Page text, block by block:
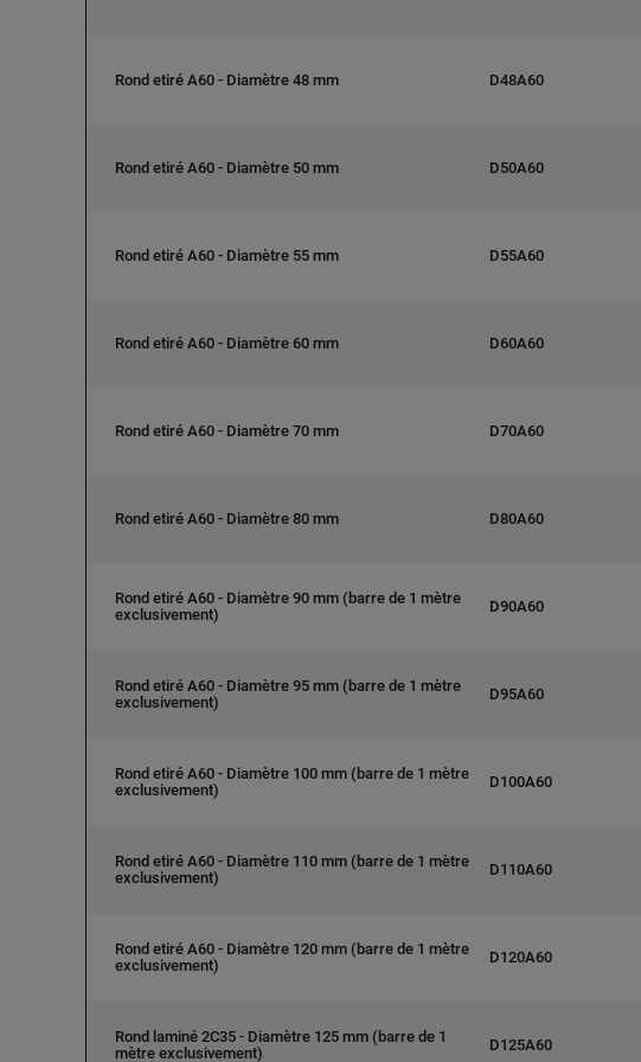
Rond etiré A60 - Diamètre 48 mm D48A60
Rond etiré A60 - Diamètre 50 mm D50A60
Rond etiré A60 - Diamètre 55 mm D55A60
Rond etiré A60 - Diamètre 60 mm D60A60
Rond etiré A60 - Diamètre 70 mm D70A60
Rond etiré A60 - Diamètre 80 mm D80A60
Rond etiré A60 - Diamètre 90 mm (barre de 1 mètre
exclusivement)
D90A60
Rond etiré A60 - Diamètre 95 mm (barre de 1 mètre
exclusivement)
D95A60
Rond etiré A60 - Diamètre 100 mm (barre de 1 mètre
exclusivement)
D100A60
Rond etiré A60 - Diamètre 110 mm (barre de 1 mètre
exclusivement)
D110A60
Rond etiré A60 - Diamètre 120 mm (barre de 1 mètre
exclusivement)
D120A60
Rond laminé 2C35 - Diamètre 125 mm (barre de 1
mètre exclusivement)
D125A60